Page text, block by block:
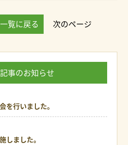
一覧に戻る 次のページ
事のお知らせ
を行いました。
しました。